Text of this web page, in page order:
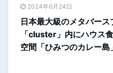
2024年6月19日
［インタビュー］クラス
は。ユーザーがモノを
clusterが目指す場所。